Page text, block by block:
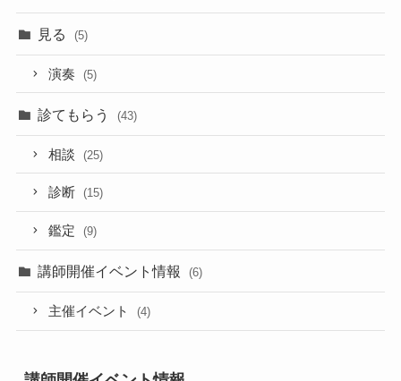
見る (5)
演奏 (5)
診てもらう (43)
相談 (25)
診断 (15)
鑑定 (9)
講師開催イベント情報 (6)
主催イベント (4)